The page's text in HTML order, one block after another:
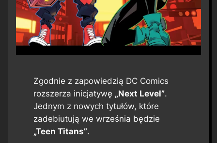
Zgodnie z zapowiedzią DC Comics
rozszerza inicjatywę „Next Level”.
Jednym z nowych tytułów, które
zadebiutują we września będzie
„Teen Titans”.